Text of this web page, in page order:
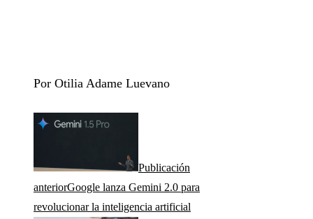
Por Otilia Adame Luevano
Publicación
anteriorGoogle lanza Gemini 2.0 para
revolucionar la inteligencia artificial